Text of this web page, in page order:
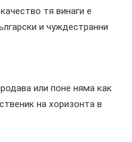
тя винаги е
и чуждестранни
или поне няма как
на хоризонта в